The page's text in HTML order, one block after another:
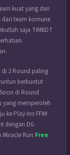
kuat yang dari
dari team komune
saja TIMBDT
di 2 Round paling
berbuntut
di Round
yang memperoleh
ke Play-Ins FFIM
dengan DG
Miracle Run Free